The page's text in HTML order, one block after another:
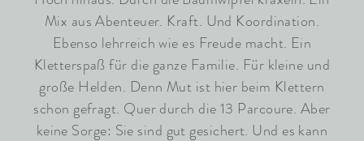
Mix aus Abenteuer. Kraft. Und Koordination.
Ebenso lehrreich wie es Freude macht. Ein
Kletterspaß für die ganze Familie. Für kleine und
große Helden. Denn Mut ist hier beim Klettern
schon gefragt. Quer durch die 13 Parcoure. Aber
keine Sorge: Sie sind gut gesichert. Und es kann